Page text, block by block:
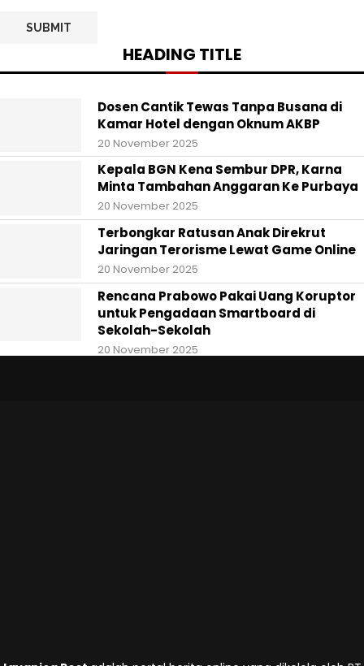
HEADING TITLE
Dosen Cantik Tewas Tanpa Busana di
Kamar Hotel dengan Oknum AKBP
20 November 2025
Kepala BGN Kena Sembur DPR, Karna
Minta Tambahan Anggaran Ke Purbaya
20 November 2025
Terbongkar Ratusan Anak Direkrut
Jaringan Terorisme Lewat Game Online
20 November 2025
Rencana Prabowo Pakai Uang Koruptor
untuk Pengadaan Smartboard di
Sekolah-Sekolah
20 November 2025